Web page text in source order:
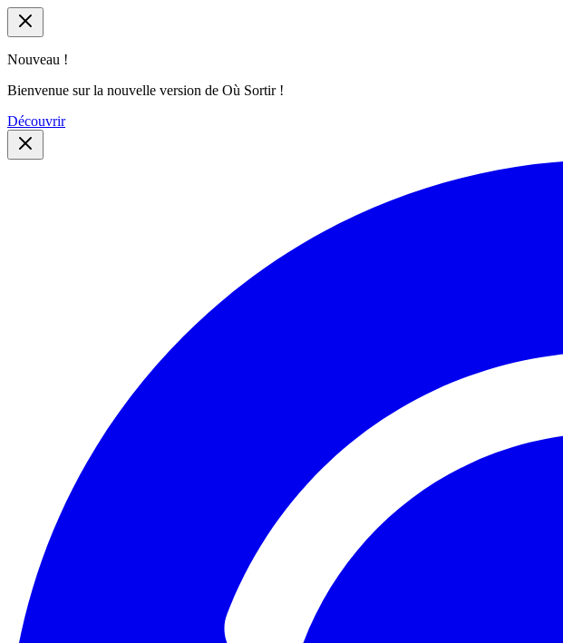
Nouveau !
Bienvenue sur la nouvelle version de Où Sortir !
Découvrir